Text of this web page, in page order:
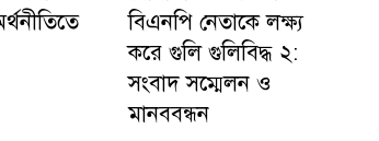
বিএনপি নেতাকে লক্ষ্য
করে গুলি গুলিবিদ্ধ ২:
সংবাদ সম্মেলন ও
মানববন্ধন